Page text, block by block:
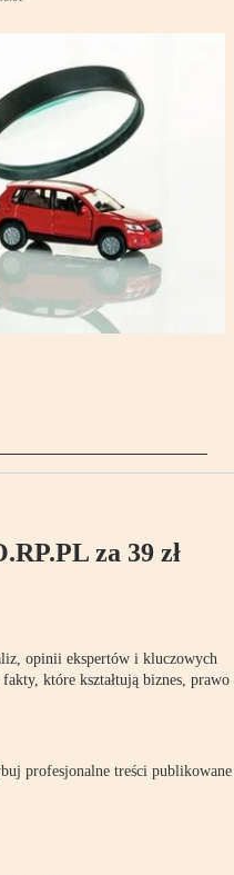
za 39 zł
opinii ekspertów i kluczowych
które kształtują biznes, prawo
profesjonalne treści publikowane